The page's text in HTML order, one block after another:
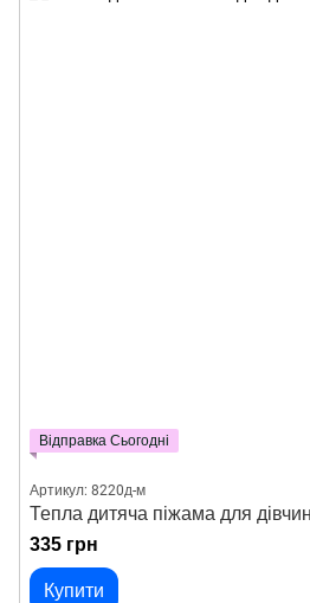
Відправка Сьогодні
Артикул: 8220д-м
Тепла дитяча піжама для
335 грн
Купити